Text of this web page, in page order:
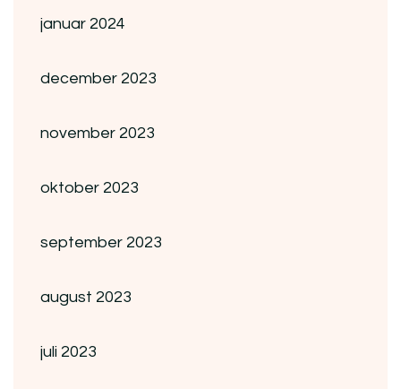
januar 2024
december 2023
november 2023
oktober 2023
september 2023
august 2023
juli 2023